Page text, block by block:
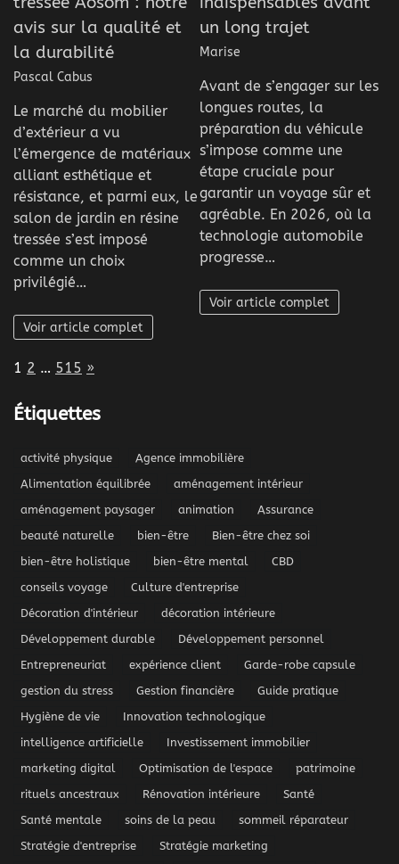
avis sur la qualité et
la durabilité
Pascal Cabus
Le marché du mobilier
d’extérieur a vu
l’émergence de matériaux
alliant esthétique et
résistance, et parmi eux, le
salon de jardin en résine
tressée s’est imposé
comme un choix
privilégié…
Voir article complet
un long trajet
Marise
Avant de s’engager sur les
longues routes, la
préparation du véhicule
s’impose comme une
étape cruciale pour
garantir un voyage sûr et
agréable. En 2026, où la
technologie automobile
progresse…
Voir article complet
Page:
1 2 … 515 Next
»
Étiquettes
activité physique
Agence immobilière
Alimentation équilibrée
aménagement intérieur
aménagement paysager
animation
Assurance
beauté naturelle
bien-être
Bien-être chez soi
bien-être holistique
bien-être mental
CBD
conseils voyage
Culture d'entreprise
Décoration d'intérieur
décoration intérieure
Développement durable
Développement personnel
Entrepreneuriat
expérience client
Garde-robe capsule
gestion du stress
Gestion financière
Guide pratique
Hygiène de vie
Innovation technologique
intelligence artificielle
Investissement immobilier
marketing digital
Optimisation de l'espace
patrimoine
rituels ancestraux
Rénovation intérieure
Santé
Santé mentale
soins de la peau
sommeil réparateur
Stratégie d'entreprise
Stratégie marketing